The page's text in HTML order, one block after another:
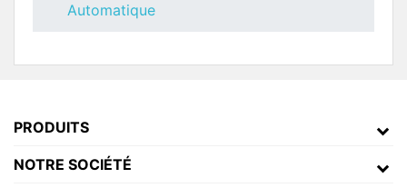
Automatique
PRODUITS
NOTRE SOCIÉTÉ